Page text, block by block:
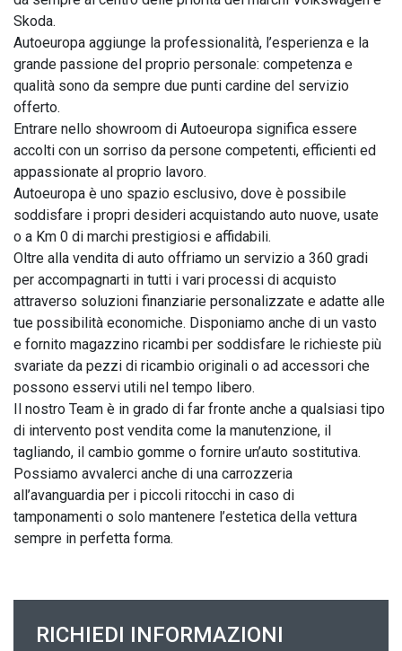
Skoda.
Autoeuropa aggiunge la professionalità, l’esperienza e la
grande passione del proprio personale: competenza e
qualità sono da sempre due punti cardine del servizio
offerto.
Entrare nello showroom di Autoeuropa significa essere
accolti con un sorriso da persone competenti, efficienti ed
appassionate al proprio lavoro.
Autoeuropa è uno spazio esclusivo, dove è possibile
soddisfare i propri desideri acquistando auto nuove, usate
o a Km 0 di marchi prestigiosi e affidabili.
Oltre alla vendita di auto offriamo un servizio a 360 gradi
per accompagnarti in tutti i vari processi di acquisto
attraverso soluzioni finanziarie personalizzate e adatte alle
tue possibilità economiche. Disponiamo anche di un vasto
e fornito magazzino ricambi per soddisfare le richieste più
svariate da pezzi di ricambio originali o ad accessori che
possono esservi utili nel tempo libero.
Il nostro Team è in grado di far fronte anche a qualsiasi tipo
di intervento post vendita come la manutenzione, il
tagliando, il cambio gomme o fornire un’auto sostitutiva.
Possiamo avvalerci anche di una carrozzeria
all’avanguardia per i piccoli ritocchi in caso di
tamponamenti o solo mantenere l’estetica della vettura
sempre in perfetta forma.
RICHIEDI INFORMAZIONI